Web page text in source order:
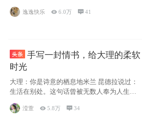
嘴鸥，但是一场突如其来的
逸逸快乐 6.0万 41
手写一封情书，给大理的柔软
时光
大理：你是诗意的栖息地米兰 昆德拉说过：
生活在别处。这句话曾被无数人奉为人生信
滢萱  5.8万  34